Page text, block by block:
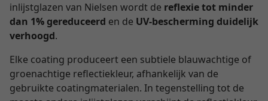
inlijstglazen van Nielsen wordt de reflexie tot minder
dan 1% gereduceerd en de UV-bescherming duidelijk
verhoogd.
Elke coating produceert een subtiele blauwachtige of
groenachtige reflectiekleur, afhankelijk van de
gebruikte coatingmaterialen. In tegenstelling tot de